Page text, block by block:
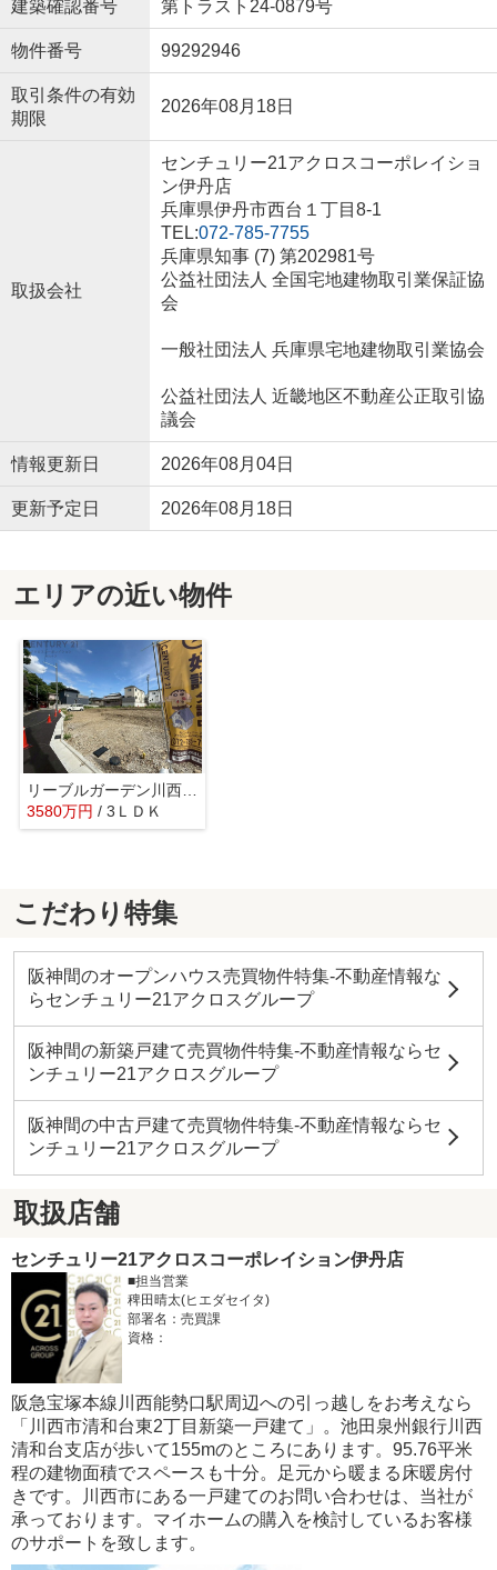
建築確認番号 第トラスト24-0879号
物件番号 99292946
取引条件の有効
期限
2026年08月18日
取扱会社
センチュリー21アクロスコーポレイショ
ン伊丹店
兵庫県伊丹市西台１丁目8-1
TEL:072-785-7755
兵庫県知事 (7) 第202981号
公益社団法人 全国宅地建物取引業保証協
会
一般社団法人 兵庫県宅地建物取引業協会
公益社団法人 近畿地区不動産公正取引協
議会
情報更新日 2026年08月04日
更新予定日 2026年08月18日
エリアの近い物件
リーブルガーデン川西市見野5期 全5区画
3580万円 / 3ＬＤＫ
こだわり特集
阪神間のオープンハウス売買物件特集-不動産情報な
らセンチュリー21アクロスグループ
阪神間の新築戸建て売買物件特集-不動産情報ならセ
ンチュリー21アクロスグループ
阪神間の中古戸建て売買物件特集-不動産情報ならセ
ンチュリー21アクロスグループ
取扱店舗
センチュリー21アクロスコーポレイション伊丹店
■担当営業
稗田晴太(ヒエダセイタ)
部署名：売買課
資格：
阪急宝塚本線川西能勢口駅周辺への引っ越しをお考えなら
「川西市清和台東2丁目新築一戸建て」。池田泉州銀行川西
清和台支店が歩いて155mのところにあります。95.76平米
程の建物面積でスペースも十分。足元から暖まる床暖房付
きです。川西市にある一戸建てのお問い合わせは、当社が
承っております。マイホームの購入を検討しているお客様
のサポートを致します。